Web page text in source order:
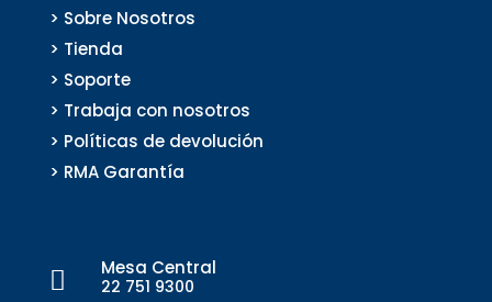
> Sobre Nosotros
> Tienda
> Soporte
> Trabaja con nosotros
> Políticas de devolución
> RMA Garantía
 Mesa Central
22 751 9300